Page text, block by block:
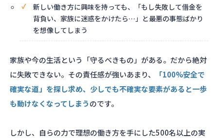
新しい働き方に興味を持っても、「もし失敗して借金を
背負い、家族に迷惑をかけたら…」と最悪の事態ばかり
を想像してしまう
家族や今の生活という「守るべきもの」がある。だから絶対
に失敗できない。その責任感が強いあまり、
「100%安全で
確実な道」を探し求め、少しでも不確実な要素があると一歩
も動けなくなってしまうのです。
しかし、自らの力で理想の働き方を手にした500名以上の実